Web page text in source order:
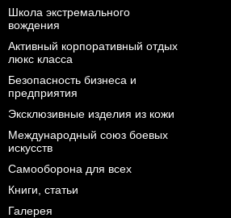
Школа экстремального
вождения
Активный корпоративный отдых
люкс класса
Безопасность бизнеса и
предприятия
Эксклюзивные изделия из кожи
Международный союз боевых
искусств
Самооборона для всех
Книги, статьи
Галерея